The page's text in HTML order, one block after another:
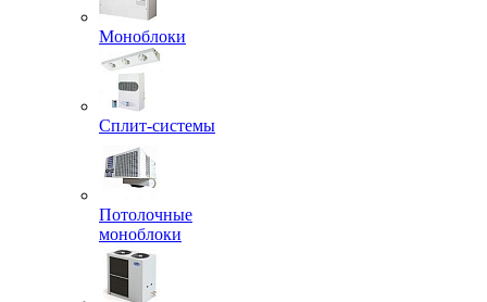
Моноблоки
Сплит-системы
Потолочные
моноблоки